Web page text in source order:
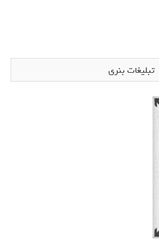
تبلیغات بنری